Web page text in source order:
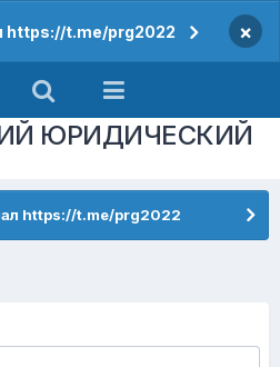
https://t.me/prg2022 ×
ЮРИДИЧЕСКИЙ
https://t.me/prg2022